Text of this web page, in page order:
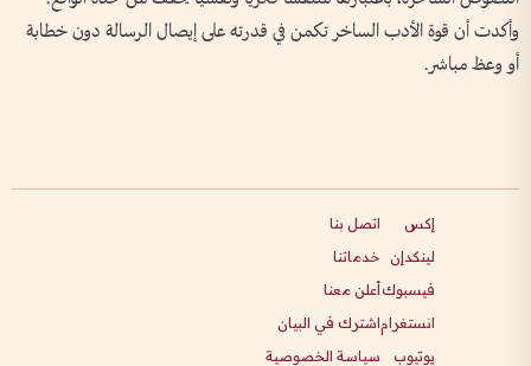
وأكدت أن قوة الأدب الساخر تكمن في قدرته على إيصال الرسالة دون خطابة
أو وعظ مباشر.
إكس
لينكدإن
فيسبوك
انستغرام
يوتيوب
اتصل بنا
خدماتنا
أعلن معنا
اشترك في البيان
سياسة الخصوصية